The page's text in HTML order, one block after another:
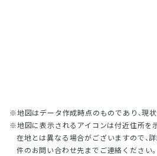
地図はデータ作成時点のものであり、現
地図に表示されるアイコンは付近住所を
在地とは異なる場合がございますので、
件のお問い合わせ先までご連絡ください。